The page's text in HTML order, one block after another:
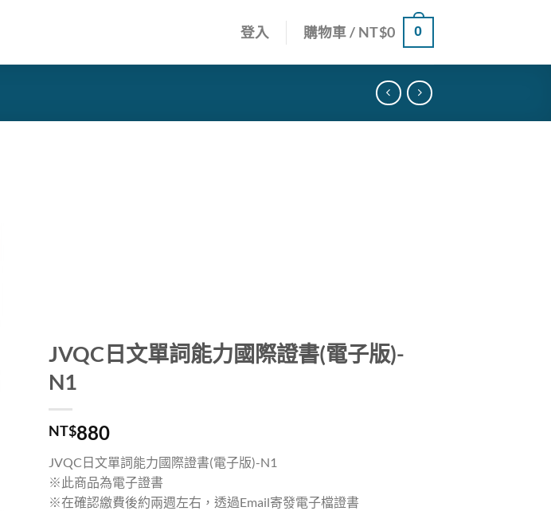
登入 購物車 / NT$0 0
JVQC日文單詞能力國際證書(電子版)-
N1
NT$880
JVQC日文單詞能力國際證書(電子版)-N1
※此商品為電子證書
※在確認繳費後約兩週左右，透過Email寄發電子檔證書